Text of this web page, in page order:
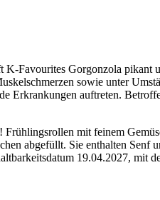
Favourites Gorgonzola pikant
sowie unter
Erkrankungen auftreten.
mit feinem
abgefüllt. Sie enthalten
19.04.2027,